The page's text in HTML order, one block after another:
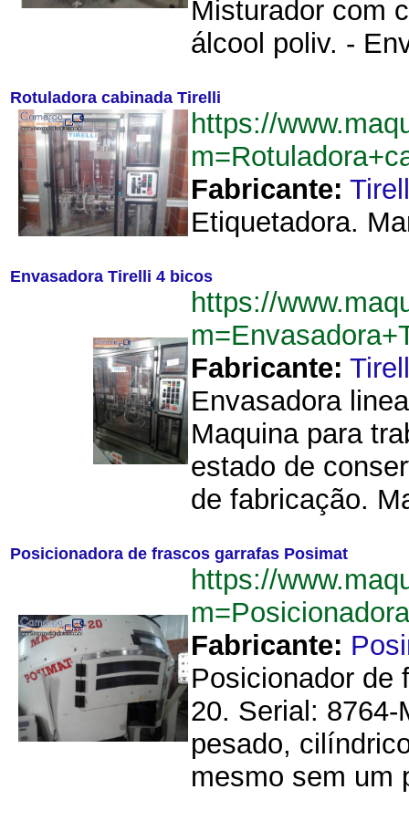
Misturador com
álcool poliv. -
Rotuladora cabinada Tirelli
https://
Fabricante:
Etiquetadora.
Envasadora Tirelli 4 bicos
https://
Fabricante:
Envasadora
Maquina para
estado de
de fabricação.
Posicionadora de frascos garrafas Posimat
https://
Fabricante:
Posicionador de
20. Serial:
pesado,
mesmo sem um